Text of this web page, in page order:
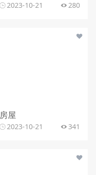
2023-10-21 280
房屋
2023-10-21 341